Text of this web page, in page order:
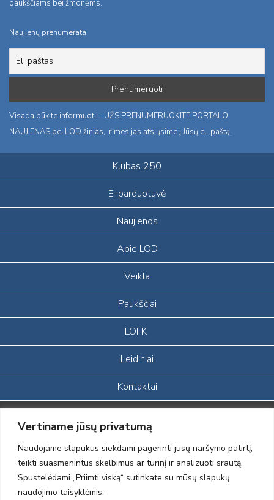
Vertiname jūsų privatumą
Naudojame slapukus siekdami pagerinti jūsų naršymo patirtį,
teikti suasmenintus skelbimus ar turinį ir analizuoti srautą.
Spustelėdami „Priimti viską“ sutinkate su mūsų slapukų
naudojimo taisyklėmis.
paukščiams bei žmonėms.
Naujienų prenumerata
Visada būkite informuoti – UŽSIPRENUMERUOKITE PORTALO
NAUJIENAS bei LOD žinias, ir mes jas atsiųsime į Jūsų el. paštą.
Klubas 250
E-parduotuvė
Naujienos
Apie LOD
Veikla
Paukščiai
LOFK
Leidiniai
Kontaktai
Portalas sukurtas įgyvendinant Lietuvos Respublikos, Europos
ekonominės erdvės ir Norvegijos finansinių mechanizmų iš dalies
finansuojamą paprojektį
„LOD visuomeninės /gamtosauginės veiklos sustiprinimas ir įvaizdžio
formavimas įtraukiant visuomenę į aplinkosauginių tyrimų veiklą“
(paprojekčio
įgyvendinimo sutarties numeris 2004-LT0008-NVO-1EEE/NOR-02-